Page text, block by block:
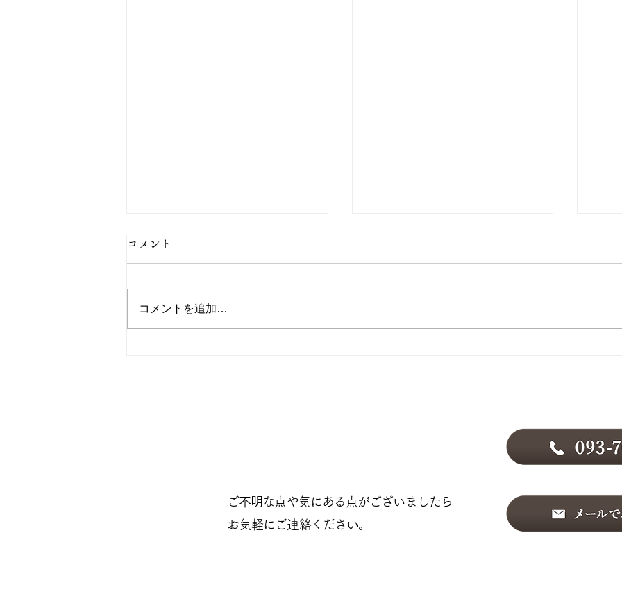
コメント
コメントを追加…
ご不明な点や気にある点がございましたら
​お気軽にご連絡ください。